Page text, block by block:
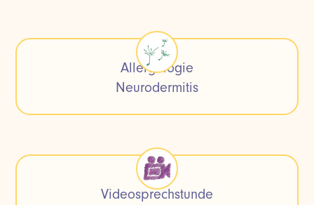
Allergologie
Neurodermitis
Videosprechstunde